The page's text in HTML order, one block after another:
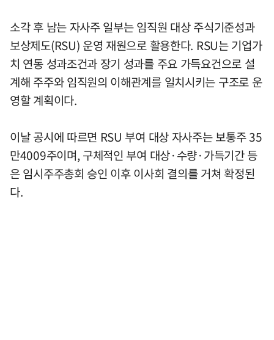
소각 후 남는 자사주 일부는 임직원 대상 주식기준성과
보상제도(RSU) 운영 재원으로 활용한다. RSU는 기업가
치 연동 성과조건과 장기 성과를 주요 가득요건으로 설
계해 주주와 임직원의 이해관계를 일치시키는 구조로 운
영할 계획이다.
이날 공시에 따르면 RSU 부여 대상 자사주는 보통주 35
만4009주이며, 구체적인 부여 대상·수량·가득기간 등
은 임시주주총회 승인 이후 이사회 결의를 거쳐 확정된
다.